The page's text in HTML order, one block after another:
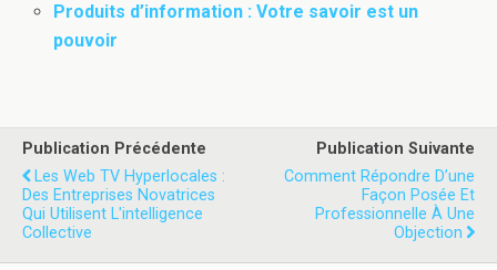
Produits d’information : Votre savoir est un
pouvoir
Publication Précédente
Les Web TV Hyperlocales :
Des Entreprises Novatrices
Qui Utilisent L'intelligence
Collective
Publication Suivante
Comment Répondre D’une
Façon Posée Et
Professionnelle À Une
Objection